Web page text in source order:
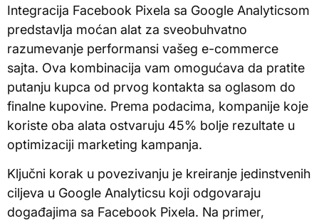
Integracija Facebook Pixela sa Google Analyticsom
predstavlja moćan alat za sveobuhvatno
razumevanje performansi vašeg e-commerce
sajta. Ova kombinacija vam omogućava da pratite
putanju kupca od prvog kontakta sa oglasom do
finalne kupovine. Prema podacima, kompanije koje
koriste oba alata ostvaruju 45% bolje rezultate u
optimizaciji marketing kampanja.
Ključni korak u povezivanju je kreiranje jedinstvenih
ciljeva u Google Analyticsu koji odgovaraju
događajima sa Facebook Pixela. Na primer,